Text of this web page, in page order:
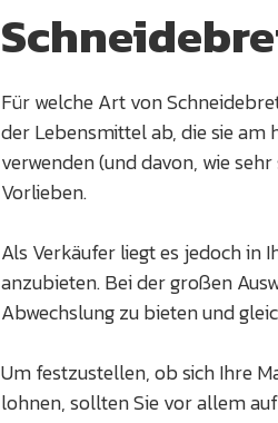
Für welche Art von
der Lebensmittel ab, die sie am
verwenden (und davon, wie
Vorlieben.
Als Verkäufer liegt es jedoch in
anzubieten. Bei der großen
Abwechslung zu bieten und
Um festzustellen, ob sich Ihre
lohnen, sollten Sie vor allem